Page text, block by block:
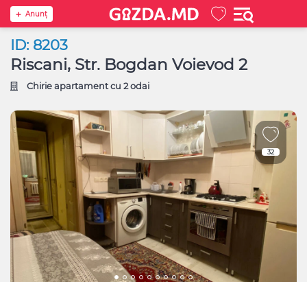
Anunţ
ID: 8203
Riscani, Str. Bogdan Voievod 2
Chirie apartament cu 2 odai
32